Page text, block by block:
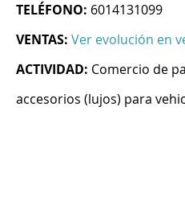
TELÉFONO: 6014131099
VENTAS: Ver evolución en
ACTIVIDAD: Comercio de
accesorios (lujos) para